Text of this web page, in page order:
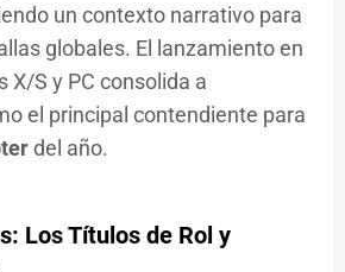
un contexto narrativo para
globales. El lanzamiento en
X/S y PC consolida a
el principal contendiente para
del año.
Los Títulos de Rol y